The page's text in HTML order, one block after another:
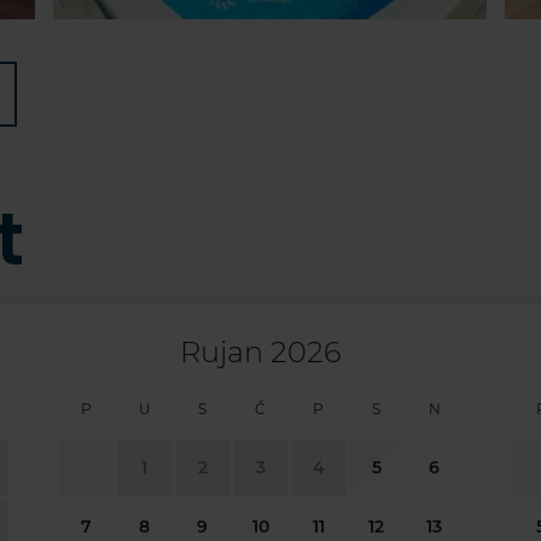
Rujan 2026
P U S Č P S N
1 2 3 4 5 6
7 8 9 10 11 12 13